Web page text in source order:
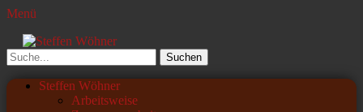
Menü
Steffen Wöhner
Lehrer und Seminarleiter
Suchen
nach:
Primäres
Zum
Steffen Wöhner
Arbeitsweise